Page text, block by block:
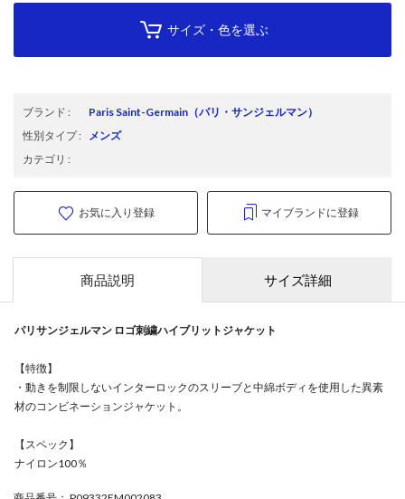
サイズ・色を選ぶ
ブランド : Paris Saint-Germain （パリ・サンジェルマン）
性別タイプ:
メンズ
カテゴリ :
お気に入り登録 マイブランドに登録
商品説明 サイズ詳細
パリサンジェルマン ロゴ刺繍ハイブリットジャケット
【特徴】
・動きを制限しないインターロックのスリーブと中綿ボディを使用した異素
材のコンビネーションジャケット。
【スペック】
ナイロン100％